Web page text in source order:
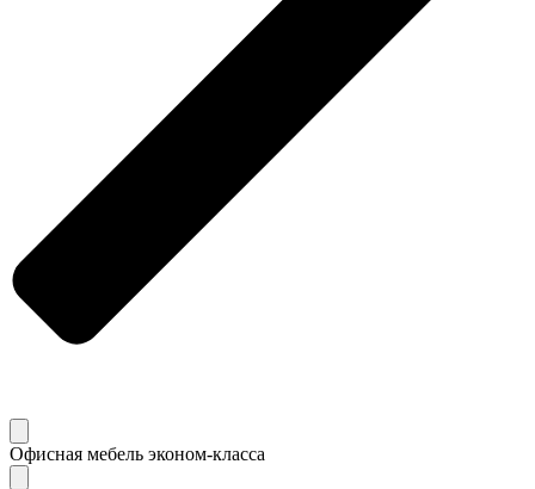
Офисная мебель эконом-класса